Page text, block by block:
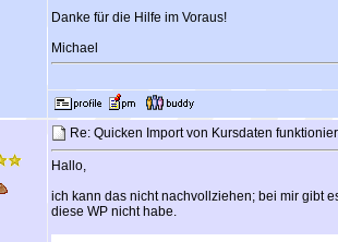
Danke für die Hilfe im Voraus!
Michael
Re: Quicken Import von Kursdaten
Hallo,
ich kann das nicht nachvollziehen; bei mir gibt
diese WP nicht habe.